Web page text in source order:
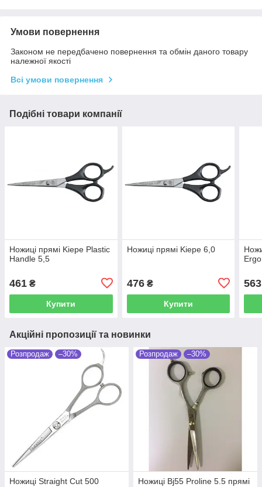
Умови повернення
Законом не передбачено повернення та обмін даного товару
належної якості
Всі умови повернення
Подібні товари компанії
Ножиці прямі Kiepe Plastic
Handle 5,5
461 ₴
Купити
Ножиці прямі Kiepe 6,0
476₴
Купити
563
Акційні пропозиції та новинки
Розпродаж –30%
Ножиці Straight Cut 500
Розпродаж –30%
Ножиці Bj55 Proline 5.5 прямі